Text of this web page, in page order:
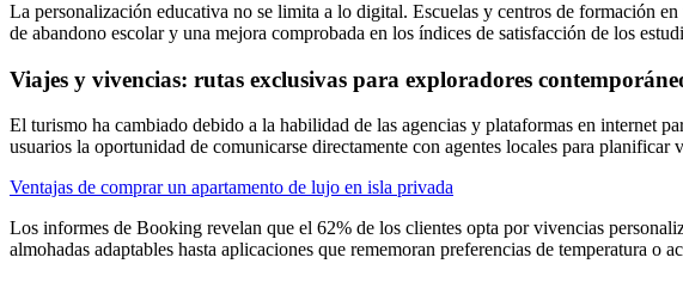
La personalización educativa no se limita a lo digital. Escuelas y centros de formación
de abandono escolar y una mejora comprobada en los índices de satisfacción de los
Viajes y vivencias: rutas exclusivas para exploradores
El turismo ha cambiado debido a la habilidad de las agencias y plataformas en internet
usuarios la oportunidad de comunicarse directamente con agentes locales para
Ventajas de comprar un apartamento de lujo en isla privada
Los informes de Booking revelan que el 62% de los clientes opta por vivencias
almohadas adaptables hasta aplicaciones que rememoran preferencias de temperatura o